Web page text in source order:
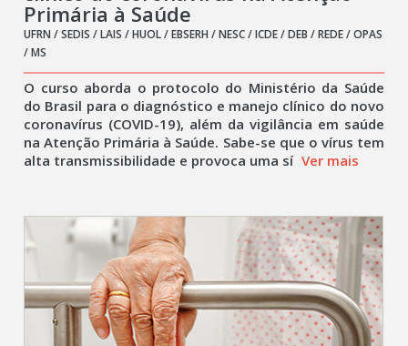
Primária à Saúde
UFRN / SEDIS / LAIS / HUOL / EBSERH / NESC / ICDE / DEB / REDE / OPAS
/ MS
O curso aborda o protocolo do Ministério da Saúde
do Brasil para o diagnóstico e manejo clínico do novo
coronavírus (COVID-19), além da vigilância em saúde
na Atenção Primária à Saúde. Sabe-se que o vírus tem
alta transmissibilidade e provoca uma sí Ver mais